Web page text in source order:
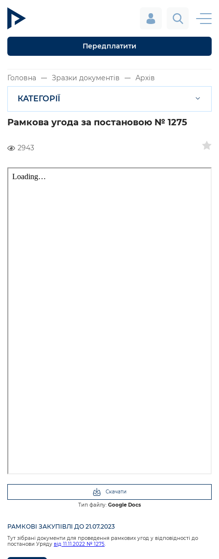
Передплатити
Головна Зразки документів Архів
КАТЕГОРІЇ
Рамкова угода за постановою № 1275
2943
Скачати
Тип файлу: Google Docs
РАМКОВІ ЗАКУПІВЛІ ДО 21.07.2023
Тут зібрані документи для проведення рамкових угод у відповідності до
постанови Уряду від 11.11.2022 № 1275.